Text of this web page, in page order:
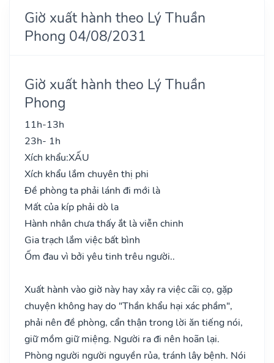
Giờ xuất hành theo Lý Thuần
Phong 04/08/2031
Giờ xuất hành theo Lý Thuần
Phong
11h-13h
23h- 1h
Xích khẩu:XẤU
Xích khẩu lắm chuyên thị phi
Đề phòng ta phải lánh đi mới là
Mất của kíp phải dò la
Hành nhân chưa thấy ắt là viễn chinh
Gia trạch lắm việc bất bình
Ốm đau vì bởi yêu tinh trêu người..
Xuất hành vào giờ này hay xảy ra việc cãi cọ, gặp
chuyện không hay do "Thần khẩu hại xác phầm",
phải nên đề phòng, cẩn thận trong lời ăn tiếng nói,
giữ mồm giữ miệng. Người ra đi nên hoãn lại.
Phòng người người nguyền rủa, tránh lây bệnh. Nói